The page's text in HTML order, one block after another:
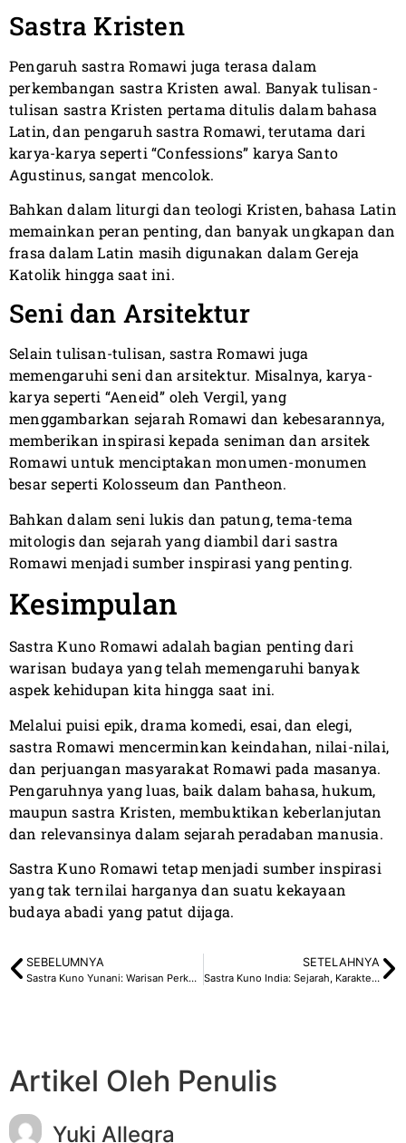
Sastra Kristen
Pengaruh sastra Romawi juga terasa dalam
perkembangan sastra Kristen awal. Banyak tulisan-
tulisan sastra Kristen pertama ditulis dalam bahasa
Latin, dan pengaruh sastra Romawi, terutama dari
karya-karya seperti “Confessions” karya Santo
Agustinus, sangat mencolok.
Bahkan dalam liturgi dan teologi Kristen, bahasa Latin
memainkan peran penting, dan banyak ungkapan dan
frasa dalam Latin masih digunakan dalam Gereja
Katolik hingga saat ini.
Seni dan Arsitektur
Selain tulisan-tulisan, sastra Romawi juga
memengaruhi seni dan arsitektur. Misalnya, karya-
karya seperti “Aeneid” oleh Vergil, yang
menggambarkan sejarah Romawi dan kebesarannya,
memberikan inspirasi kepada seniman dan arsitek
Romawi untuk menciptakan monumen-monumen
besar seperti Kolosseum dan Pantheon.
Bahkan dalam seni lukis dan patung, tema-tema
mitologis dan sejarah yang diambil dari sastra
Romawi menjadi sumber inspirasi yang penting.
Kesimpulan
Sastra Kuno Romawi adalah bagian penting dari
warisan budaya yang telah memengaruhi banyak
aspek kehidupan kita hingga saat ini.
Melalui puisi epik, drama komedi, esai, dan elegi,
sastra Romawi mencerminkan keindahan, nilai-nilai,
dan perjuangan masyarakat Romawi pada masanya.
Pengaruhnya yang luas, baik dalam bahasa, hukum,
maupun sastra Kristen, membuktikan keberlanjutan
dan relevansinya dalam sejarah peradaban manusia.
Sastra Kuno Romawi tetap menjadi sumber inspirasi
yang tak ternilai harganya dan suatu kekayaan
budaya abadi yang patut dijaga.
SEBELUMNYA
Sastra Kuno Yunani: Warisan Perkembangan Kreativitas Manusia
SETELAHNYA
Sastra Kuno India: Sejarah, Karakteristik, dan Pengaruhnya
Artikel Oleh Penulis
Yuki Allegra